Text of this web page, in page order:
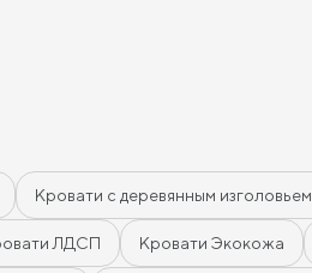
Кровати с деревянным изголовьем
ЛДСП Кровати Экокожа